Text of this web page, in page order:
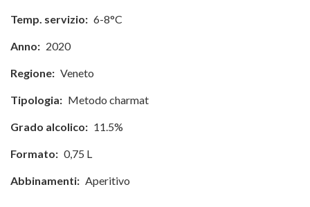
Temp. servizio: 6-8°C
Anno: 2020
Regione: Veneto
Tipologia: Metodo charmat
Grado alcolico: 11.5%
Formato: 0,75 L
Abbinamenti: Aperitivo